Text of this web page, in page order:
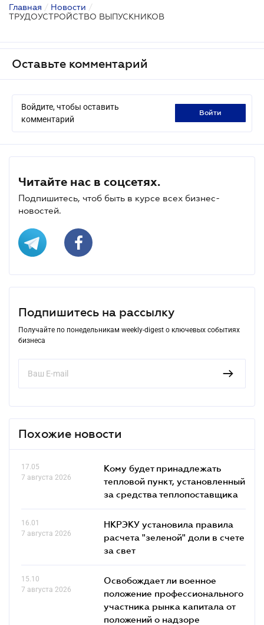
Главная / Новости /
ТРУДОУСТРОЙСТВО ВЫПУСКНИКОВ
Оставьте комментарий
Войдите, чтобы оставить
комментарий
войти
Читайте нас в соцсетях.
Подпишитесь, чтоб быть в курсе всех бизнес-
новостей.
Подпишитесь на рассылку
Получайте по понедельникам weekly-digest о ключевых событиях
бизнеса
Похожие новости
17.05
7 августа 2026
Кому будет принадлежать
тепловой пункт, установленный
за средства теплопоставщика
16.01
7 августа 2026
НКРЭКУ установила правила
расчета "зеленой" доли в счете
за свет
15.10
7 августа 2026
Освобождает ли военное
положение профессионального
участника рынка капитала от
положений о надзоре